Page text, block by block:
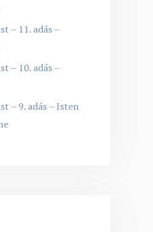
– 11. adás –
– 10. adás –
– 9. adás – Isten